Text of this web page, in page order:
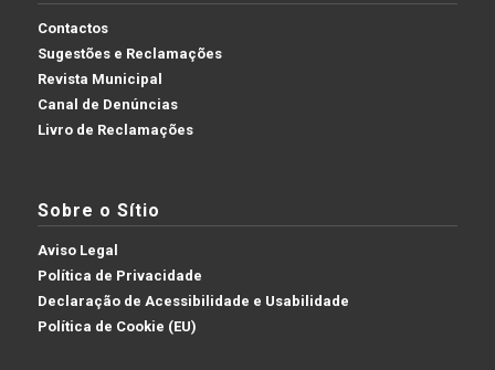
Contactos
Sugestões e Reclamações
Revista Municipal
Canal de Denúncias
Livro de Reclamações
Sobre o Sítio
Aviso Legal
Política de Privacidade
Declaração de Acessibilidade e Usabilidade
Política de Cookie (EU)